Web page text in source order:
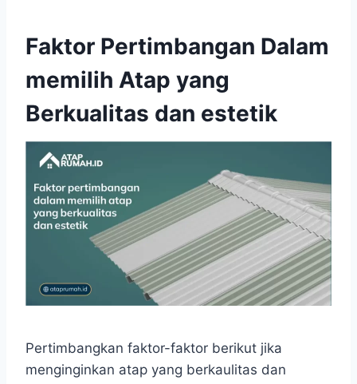
Faktor Pertimbangan Dalam
memilih Atap yang
Berkualitas dan estetik
Pertimbangkan faktor-faktor berikut jika
menginginkan atap yang berkaulitas dan